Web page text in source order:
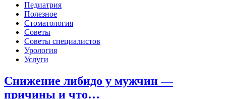
Педиатрия
Полезное
Стоматология
Советы
Советы специалистов
Урология
Услуги
Снижение либидо у мужчин —
причины и что…